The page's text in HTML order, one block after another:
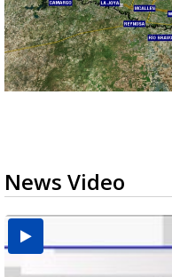
News Video